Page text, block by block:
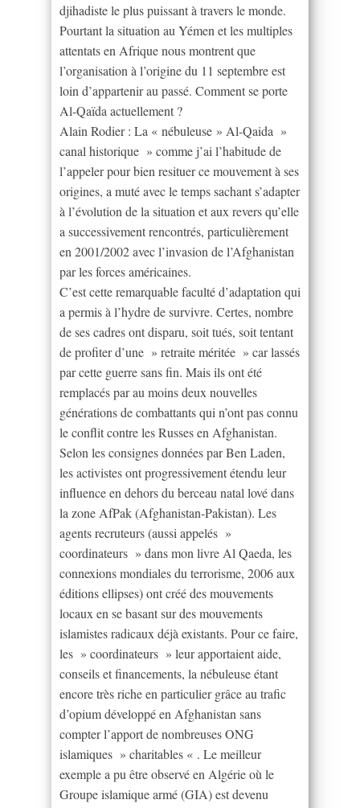
djihadiste le plus puissant à travers le monde.
Pourtant la situation au Yémen et les multiples
attentats en Afrique nous montrent que
l’organisation à l’origine du 11 septembre est
loin d’appartenir au passé. Comment se porte
Al-Qaïda actuellement ?
Alain Rodier : La « nébuleuse » Al-Qaida »
canal historique » comme j’ai l’habitude de
l’appeler pour bien resituer ce mouvement à ses
origines, a muté avec le temps sachant s’adapter
à l’évolution de la situation et aux revers qu’elle
a successivement rencontrés, particulièrement
en 2001/2002 avec l’invasion de l’Afghanistan
par les forces américaines.
C’est cette remarquable faculté d’adaptation qui
a permis à l’hydre de survivre. Certes, nombre
de ses cadres ont disparu, soit tués, soit tentant
de profiter d’une » retraite méritée » car lassés
par cette guerre sans fin. Mais ils ont été
remplacés par au moins deux nouvelles
générations de combattants qui n’ont pas connu
le conflit contre les Russes en Afghanistan.
Selon les consignes données par Ben Laden,
les activistes ont progressivement étendu leur
influence en dehors du berceau natal lové dans
la zone AfPak (Afghanistan-Pakistan). Les
agents recruteurs (aussi appelés »
coordinateurs » dans mon livre Al Qaeda, les
connexions mondiales du terrorisme, 2006 aux
éditions ellipses) ont créé des mouvements
locaux en se basant sur des mouvements
islamistes radicaux déjà existants. Pour ce faire,
les » coordinateurs » leur apportaient aide,
conseils et financements, la nébuleuse étant
encore très riche en particulier grâce au trafic
d’opium développé en Afghanistan sans
compter l’apport de nombreuses ONG
islamiques » charitables « . Le meilleur
exemple a pu être observé en Algérie où le
Groupe islamique armé (GIA) est devenu